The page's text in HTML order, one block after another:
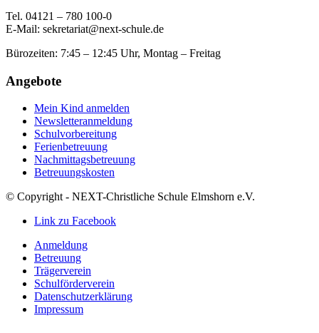
Tel. 04121 – 780 100-0
E-Mail: sekretariat@next-schule.de
Bürozeiten: 7:45 – 12:45 Uhr, Montag – Freitag
Angebote
Mein Kind anmelden
Newsletteranmeldung
Schulvorbereitung
Ferienbetreuung
Nachmittagsbetreuung
Betreuungskosten
© Copyright - NEXT-Christliche Schule Elmshorn e.V.
Link zu Facebook
Anmeldung
Betreuung
Trägerverein
Schulförderverein
Datenschutzerklärung
Impressum